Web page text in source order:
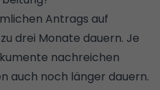
Antrags auf
drei Monate dauern. Je
nachreichen
auch noch länger dauern.